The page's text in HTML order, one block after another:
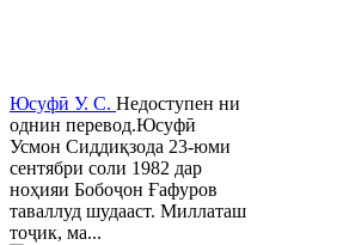
Юсуфӣ У. C. Недоступен ни
однин перевод.Юсуфӣ
Усмон Сиддиқзода 23-юми
сентябри соли 1982 дар
ноҳияи Бобоҷон Ғафуров
таваллуд шудааст. Миллаташ
тоҷик, ма...